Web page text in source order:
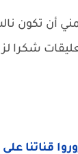
أن تكون
شكرا
قناتنا